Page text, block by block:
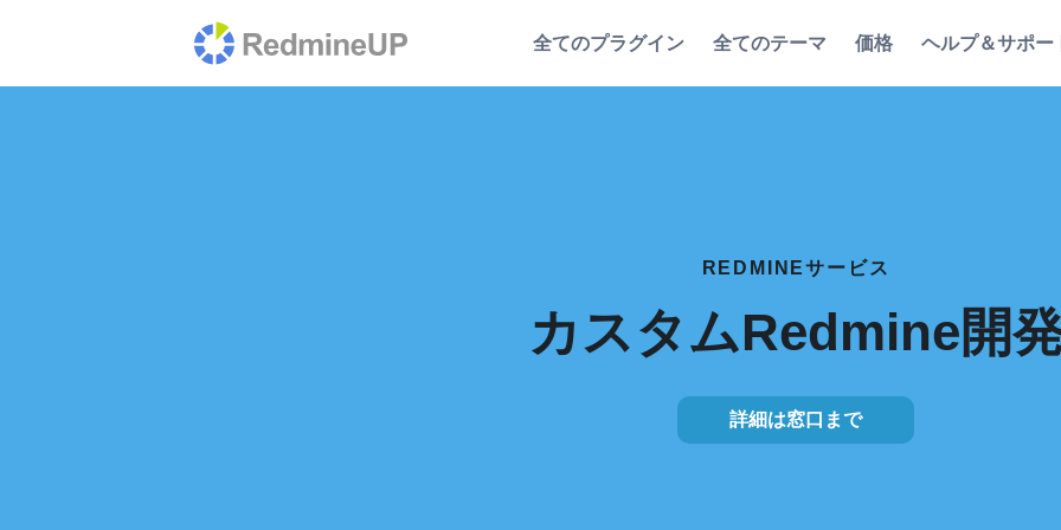
全てのプラグイン 全てのテーマ 価格 ヘルプ＆サポー
REDMINEサービス
カスタムRedmine開
詳細は窓口まで